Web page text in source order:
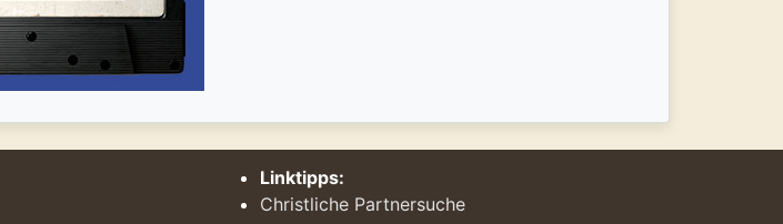
Linktipps:
Christliche Partnersuche